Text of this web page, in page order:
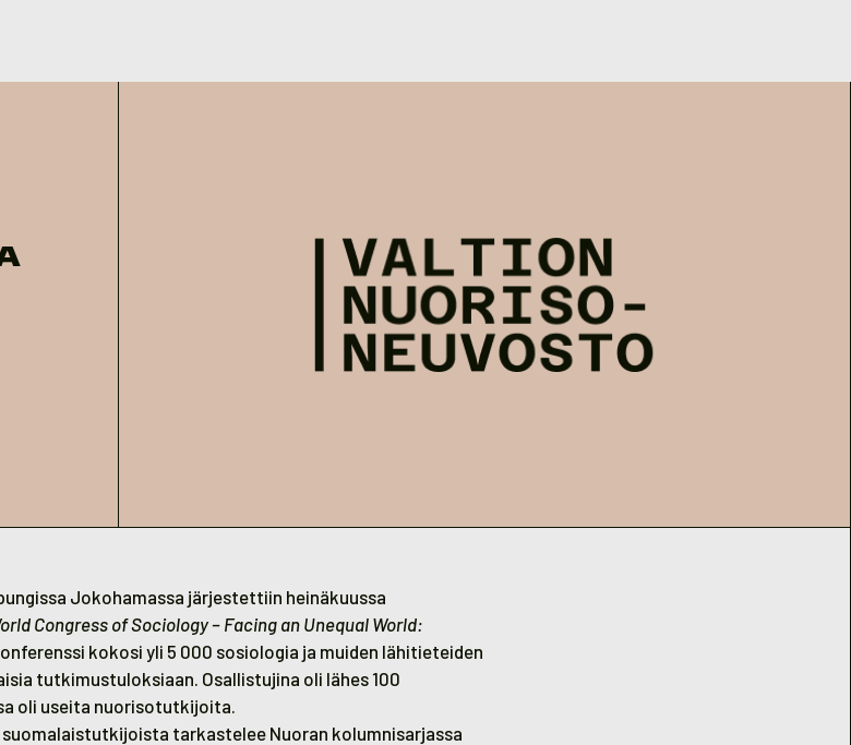
Jokohamassa järjestettiin heinäkuussa
Congress of Sociology – Facing an Unequal World:
kokosi yli 5 000 sosiologia ja muiden lähitieteiden
tutkimustuloksiaan. Osallistujina oli lähes 100
oli useita nuorisotutkijoita.
tarkastelee Nuoran kolumnisarjassa